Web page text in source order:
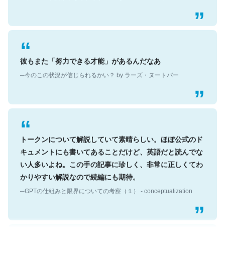
彼もまた「努力できる才能」があるんだなあ
─今のこの状況が信じられるかい？ by ラーズ・ヌートバー
トークンについて解説していて素晴らしい。ほぼ公式のド
キュメントにも書いてあることだけど、英語だと読んでな
い人多いよね。この手の記事に珍しく、非常に正しくてわ
かりやすい解説なので続編にも期待。
─GPTの仕組みと限界についての考察（１） - conceptualization